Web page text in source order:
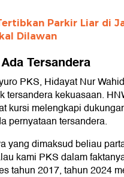
Parkir Liar di
Dilawan
Tersandera
PKS, Hidayat Nur
tersandera kekuasaan.
kursi melengkapi
pernyataan tersandera.
yang dimaksud beliau
kami PKS dalam
tahun 2017, tahun 2024